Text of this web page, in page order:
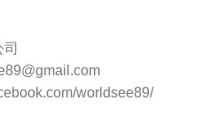
worldsee89/